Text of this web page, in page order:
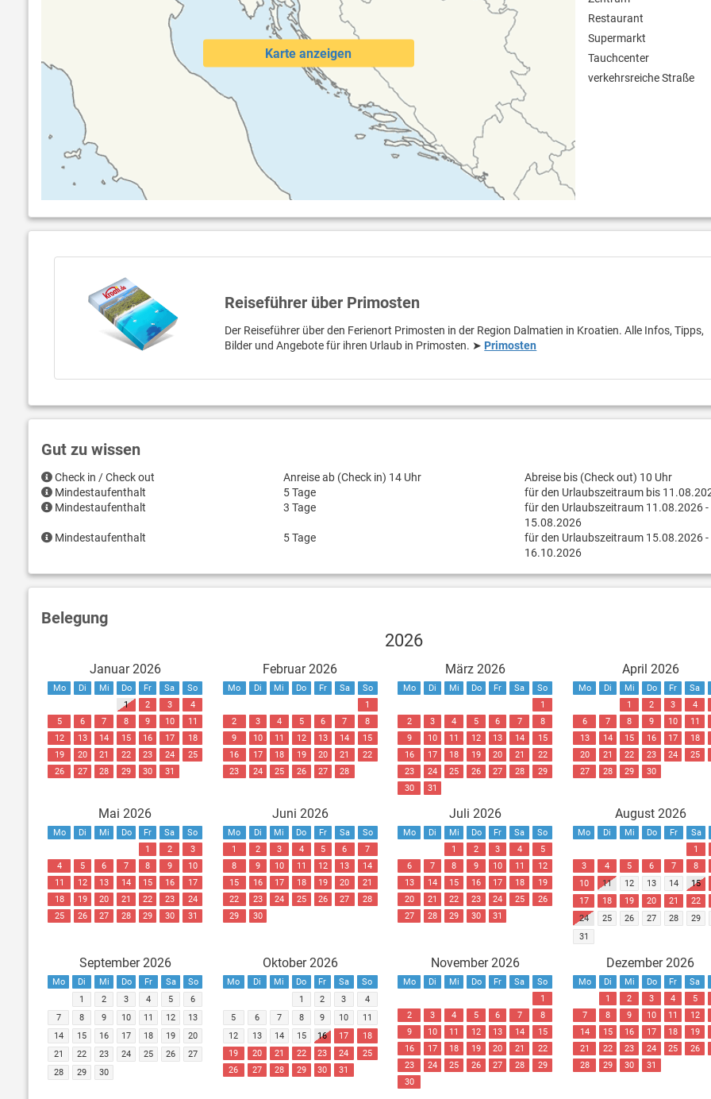
Karte anzeigen
Restaurant
Supermarkt
Tauchcenter
verkehrsreiche Straße
Reiseführer über Primosten
Der Reiseführer über den Ferienort Primosten in der Region Dalmatien in Kroatien. Alle Infos, Tipps,
Bilder und Angebote für ihren Urlaub in Primosten. ➤ Primosten
Gut zu wissen
Check in / Check out Anreise ab (Check in) 14 Uhr
Abreise bis (Check out) 10 Uhr
Mindestaufenthalt
5 Tage
für den Urlaubszeitraum bis
Mindestaufenthalt
3 Tage
für den Urlaubszeitraum 11.08.2026 -
15.08.2026
Mindestaufenthalt
5 Tage
für den Urlaubszeitraum 15.08.2026 -
16.10.2026
Belegung
2026
Januar 2026
Mo Di Mi Do Fr Sa
So
1
2 3
4
5
6 7 8 9 10
11
12
13 14 15 16 17
18
19
20 21 22 23 24
25
26
27 28 29 30 31
Februar 2026
Mo Di Mi Do Fr Sa
So
1
2
3 4 5 6 7
8
9
10 11 12 13 14
15
16
17 18 19 20 21
22
23
24 25 26 27 28
März 2026
Mo Di Mi Do Fr Sa
So
1
2
3 4 5 6 7
8
9
10 11 12 13 14
15
16
17 18 19 20 21
22
23
24 25 26 27 28
29
30
31
April 2026
Mo Di Mi Do Fr
Sa
1
2 3
4
6
7 8 9 10
11
13
14 15 16 17
18
20
21 22 23 24
25
27
28 29 30
Mai 2026
Mo Di Mi Do Fr Sa
So
1
2
3
4
5 6 7 8 9
10
11
12 13 14 15 16
17
18
19 20 21 22 23
24
25
26 27 28 29 30 31
Juni 2026
Mo Di Mi Do Fr Sa
So
1
2 3 4 5 6
7
8
9 10 11 12 13
14
15
16 17 18 19 20
21
22
23 24 25 26 27
28
29
30
Juli 2026
Mo Di Mi Do Fr Sa
So
1
2 3 4
5
6
7 8 9 10 11
12
13
14 15 16 17 18
19
20
21 22 23 24 25
26
27
28 29 30 31
August 2026
Mo Di Mi Do Fr
Sa
1
3
4 5 6 7
8
10
11 12 13 14
15
17
18 19 20 21
22
24
25 26 27 28
29
31
September 2026
Mo Di Mi Do Fr Sa
So
1
2 3 4 5
6
7
8 9 10 11 12
13
14
15 16 17 18 19
20
21
22 23 24 25 26
27
28
29 30
Oktober 2026
Mo Di Mi Do Fr Sa
So
1
2 3
4
5
6 7 8 9 10
11
12
13 14 15 16 17
18
19
20 21 22 23 24
25
26
27 28 29 30 31
November 2026
Mo Di Mi Do Fr Sa
So
1
2
3 4 5 6 7
8
9
10 11 12 13 14
15
16
17 18 19 20 21
22
23
24 25 26 27 28
29
30
Dezember 2026
Mo Di Mi Do Fr
Sa
1
2 3 4
5
7
8 9 10 11
12
14
15 16 17 18
19
21
22 23 24 25
26
28
29 30 31